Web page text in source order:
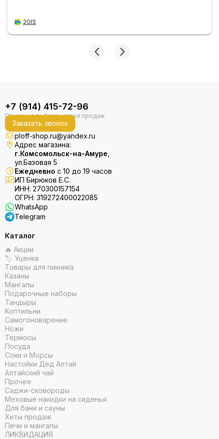
2GIS
+7 (914) 415-72-96
Заказать звонок
ploff-shop.ru@yandex.ru
Адрес магазина:
г.Комсомольск-на-Амуре
ул.Базовая 5
Ежедневно с 10 до 19 часов
ИП Бирюков Е.С.
ИНН: 270300157154
ОГРН: 319272400022085
WhatsApp
Telegram
Каталог
🔥 Акции
🏷 Уценка
Товары для пикника
Казаны
Мангалы
Подарочные наборы
Тандыры
Коптильни
Самогоноварение
Ножи
Термосы
Посуда
Соки и Морсы
Настойки Дед Алтай
Алтайский чай
Прочее
Саджи-сковороды
Меховые накидки на сиденья
Для бани и сауны
Хиты продаж
Печи и мангалы
ЛИКВИДАЦИЯ